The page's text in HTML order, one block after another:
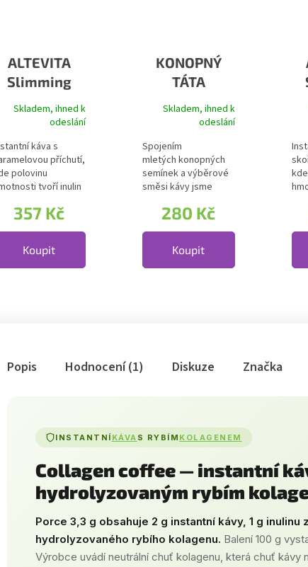
ALTEVITA
Slimming
karamel
Skladem, ihned k
odeslání
357 Kč
Koupit
káva s
příchutí,
polovinu
tvoří inulin
KONOPNÝ
TÁTA
KONOPNÁ
KÁVA
Skladem, ihned k
odeslání
280 Kč
Koupit
Spojením
mletých konopných
semínek a výběrové
směsi kávy jsme
kávový...
Popis Hodnocení (1) Diskuze Značka
INSTANTNÍ KÁVA S RYBÍM KOLAGENEM
Collagen coffee — instantní
hydrolyzovaným rybím
Porce 3,3 g obsahuje 2 g instantní kávy, 1 g inulinu
hydrolyzovaného rybího kolagenu. Balení 100 g
Výrobce uvádí neutrální chuť kolagenu, která chuť kávy